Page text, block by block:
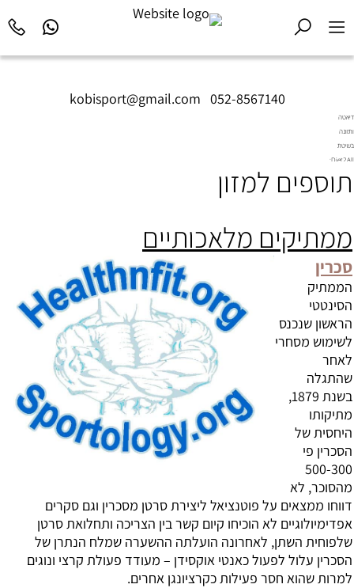
kobisport@gmail.com 052-8567140
דיאטה
ותזונה
בשיטת
Diet2All:
שמאחורי
תוספים למזון
ממתיקים מלאכותיים
סכרין
הממתיק
הסינטטי
הראשון שנכנס
לשימוש מסחרי
לאחר
שהתגלה
בשנת 1879,
מתיקותו
היחסית של
הסכרין פי
500-300
מהסוכר, לא
דווחו ממצאים על פוטנציאל ליצירת סרטן מסכרין וגם סקרים
אפדימיולוגיים לא הוכיחו קיום קשר בין הצריכה ותחלואת סרטן
שלפוחית השתן, לאחרונה הועלתה ההשערה שמלח הנתרן של
הסכרין עלול לפעול כאנטי אוקסידן – מעודד פעולת קרצי ונוגים
למרות שהוא חסר פעילות כקרציונגן אחרים.